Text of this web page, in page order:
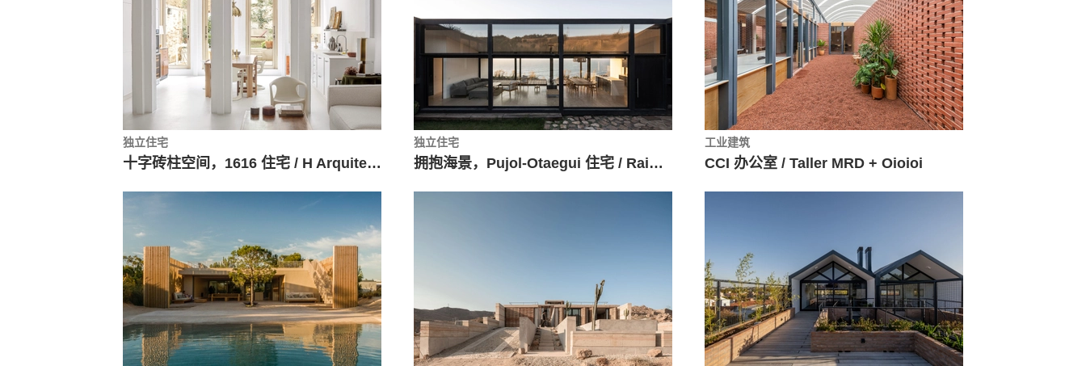
独立住宅
十字砖柱空间，1616 住宅 / H Arquitectes
独立住宅
拥抱海景，Pujol-Otaegui 住宅 / Raimundo Gutierrez Frías
工业建筑
CCI 办公室 / Taller MRD + Oioioi